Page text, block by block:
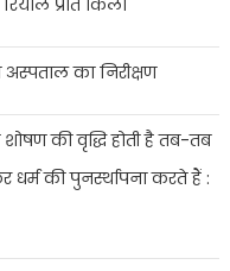
प्रति किलो
का निरीक्षण
की वृद्धि होती है तब-तब
की पुनर्स्थापना करते हैं :